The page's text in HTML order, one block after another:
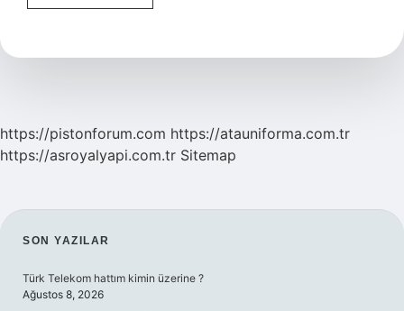
Pazarı
https://pistonforum.com https://atauniforma.com.tr
https://asroyalyapi.com.tr Sitemap
SIDEBAR
SON YAZILAR
Türk Telekom hattım kimin üzerine ?
Ağustos 8, 2026